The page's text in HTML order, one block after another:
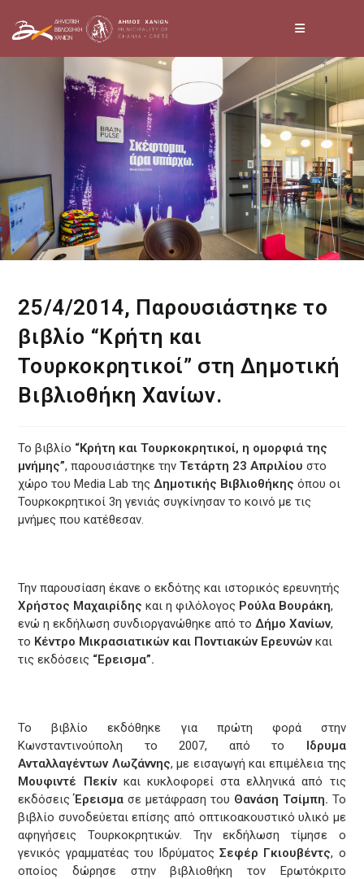
25/4/2014, Παρουσιάστηκε το
βιβλίο “Κρήτη και
Τουρκοκρητικοί” στη Δημοτική
Βιβλιοθήκη Χανίων.
Το βιβλίο “Κρήτη και Τουρκοκρητικοί, η ομορφιά της
μνήμης”, παρουσιάστηκε την Τετάρτη 23 Απριλίου στο
χώρο του Media Lab της Δημοτικής Βιβλιοθήκης όπου οι
Τουρκοκρητικοί 3η γενιάς συγκίνησαν το κοινό με τις
μνήμες που κατέθεσαν.
Την παρουσίαση έκανε ο εκδότης και ιστορικός ερευνητής
Χρήστος Μαχαιρίδης και η φιλόλογος Ρούλα Βουράκη,
ενώ η εκδήλωση συνδιοργανώθηκε από τοΔήμο Χανίων,
το Κέντρο Μικρασιατικών και Ποντιακών Ερευνών και
τις εκδόσεις “Ερεισμα”.
Το βιβλίο εκδόθηκε για πρώτη φορά στην
Κωνσταντινούπολη το 2007, από το Ιδρυμα
Ανταλλαγέντων Λωζάννης, με εισαγωγή και επιμέλεια της
Μουφιντέ Πεκίνκαι κυκλοφορεί στα ελληνικά από τις
εκδόσειςΈρεισμα σε μετάφραση του Θανάση Τσίμπη. Το
βιβλίο συνοδεύεται επίσης από οπτικοακουστικό υλικό με
αφηγήσεις Τουρκοκρητικών. Την εκδήλωση τίμησε ο
γενικός γραμματέας του ΙδρύματοςΣεφέρ Γκιουβέντς, ο
οποίος δώρησε στην βιβλιοθήκη τον Ερωτόκριτο